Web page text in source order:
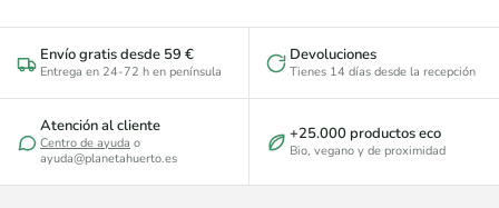
Envío gratis desde 59 €
Entrega en 24-72 h en península
Devoluciones
Tienes 14 días desde la recepción
Atención al cliente
Centro de ayuda o
ayuda@planetahuerto.es
+25.000 productos eco
Bio, vegano y de proximidad